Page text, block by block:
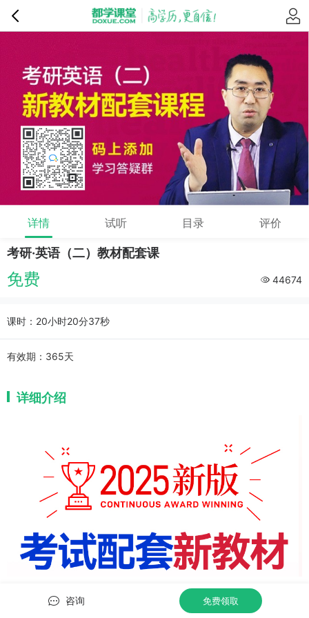
详情 试听 目录 评价
考研·英语（二）教材配套课
免费 44674
课时：20小时20分37秒
有效期： 365天
详细介绍
咨询 免费领取